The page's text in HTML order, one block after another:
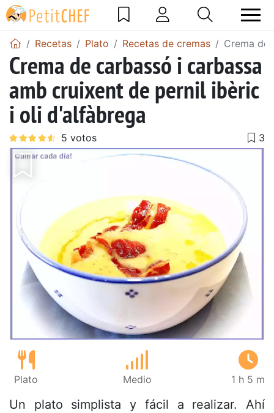
Recetas Plato Recetas de cremas Crema de
Crema de carbassó i carbassa
amb cruixent de pernil ibèric
i oli d'alfàbrega
Plato Medio 1 h 5 m
Un plato simplista y fácil a realizar. Ahí